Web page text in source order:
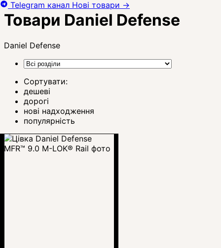
Товари Daniel Defense
Daniel Defense
Сортувати:
дешеві
дорогі
нові надходження
популярність
Telegram канал Нові товари →